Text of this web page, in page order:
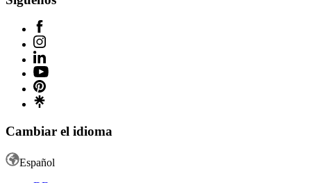
Cambiar el idioma
Español